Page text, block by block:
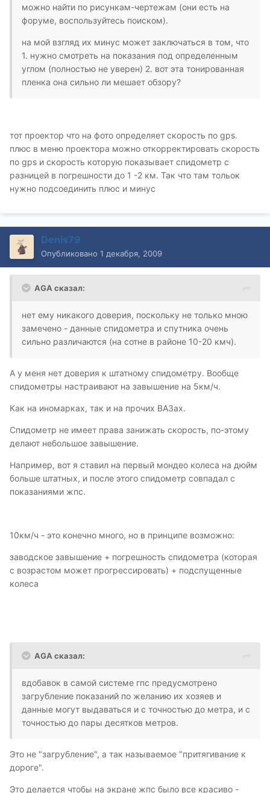
можно найти по рисункам-чертежам (они есть на
форуме, воспользуйтесь поиском).
на мой взгляд их минус может заключаться в том, что
1. нужно смотреть на показания под определенным
углом (полностью не уверен) 2. вот эта тонированная
пленка она сильно ли мешает обзору?
тот проектор что на фото определяет скорость по gps.
плюс в меню проектора можно откорректировать скорость
по gps и скорость которую показывает спидометр с
разницей в погрешности до 1 -2 км. Так что там тольок
нужно подсоединить плюс и минус
Denis79
Опубликовано 1 декабря, 2009
AGA сказал:
нет ему никакого доверия, поскольку не только мною
замечено - данные спидометра и спутника очень
сильно различаются (на сотне в районе 10-20 кмч).
А у меня нет доверия к штатному спидометру. Вообще
спидометры настраивают на завышение на 5км/ч.
Как на иномарках, так и на прочих ВАЗах.
Спидометр не имеет права занижать скорость, по-этому
делают небольшое завышение.
Например, вот я ставил на первый мондео колеса на дюйм
больше штатных, и после этого спидометр совпадал с
показаниями жпс.
10км/ч - это конечно много, но в принципе возможно:
заводское завышение + погрешность спидометра (которая
с возрастом может прогрессировать) + подспущенные
колеса
AGA сказал:
вдобавок в самой системе гпс предусмотрено
загрубление показаний по желанию их хозяев и
данные могут выдаваться и с точностью до метра, и с
точностью до пары десятков метров.
Это не "загрубление", а так называемое "притягивание к
дороге".
Это делается чтобы на экране жпс было все красиво -